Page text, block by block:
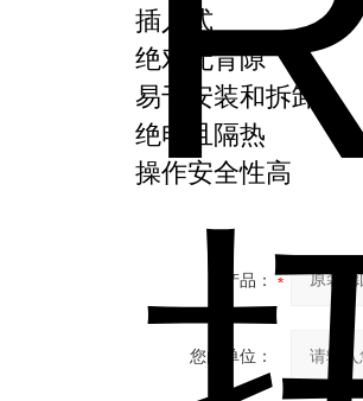
插入式
绝对无背隙
易于安装和拆卸
绝电且隔热
操作安全性高
产品：
您的单位：